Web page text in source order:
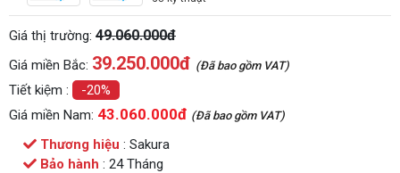
Giá thị trường: 49.060.000đ
Giá miền Bắc: 39.250.000đ (Đã bao gồm VAT)
Tiết kiệm :
-20%
Giá miền Nam: 43.060.000đ (Đã bao gồm VAT)
Thương hiệu : Sakura
Bảo hành : 24 Tháng